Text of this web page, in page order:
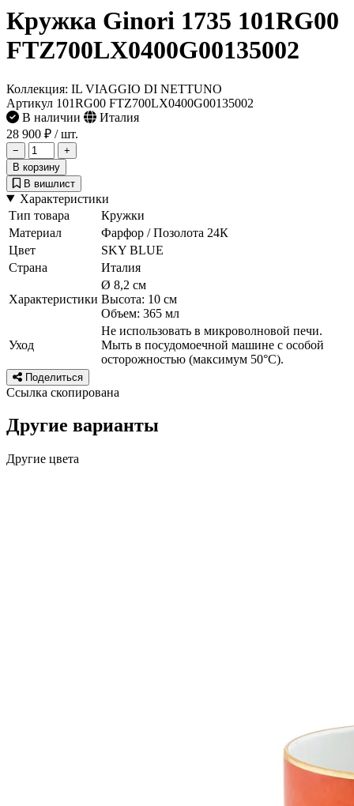
Кружка Ginori 1735 101RG00
FTZ700LX0400G00135002
Коллекция: IL VIAGGIO DI NETTUNO
Артикул 101RG00 FTZ700LX0400G00135002
В наличии
Италия
28 900 ₽ / шт.
−
+
В корзину
В вишлист
Характеристики
Тип товара
Кружки
Материал
Фарфор / Позолота 24К
Цвет
SKY BLUE
Страна
Италия
Характеристики
Ø 8,2 см
Высота: 10 см
Объем: 365 мл
Уход
Не использовать в микроволновой печи.
Мыть в посудомоечной машине с особой
осторожностью (максимум 50°C).
Поделиться
Ссылка скопирована
Другие варианты
Другие цвета